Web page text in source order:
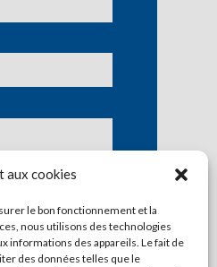
aux cookies
le bon fonctionnement et la
nous utilisons des technologies
informations des appareils. Le fait de
des données telles que le